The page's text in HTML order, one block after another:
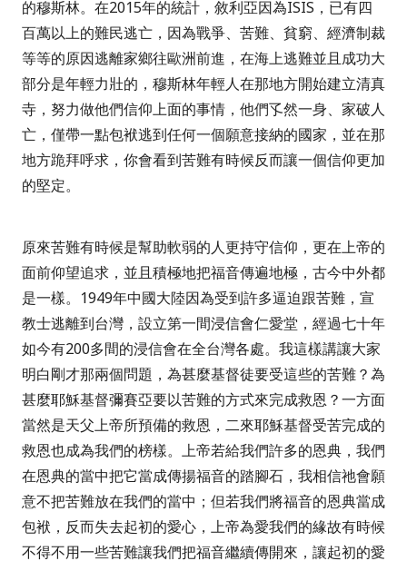
的穆斯林。在2015年的統計，敘利亞因為ISIS ，已有四
百萬以上的難民逃亡，因為戰爭、苦難、貧窮、經濟制裁
等等的原因逃離家鄉往歐洲前進，在海上逃難並且成功大
部分是年輕力壯的，穆斯林年輕人在那地方開始建立清真
寺，努力做他們信仰上面的事情，他們孓然一身、家破人
亡，僅帶一點包袱逃到任何一個願意接納的國家，並在那
地方跪拜呼求，你會看到苦難有時候反而讓一個信仰更加
的堅定。
原來苦難有時候是幫助軟弱的人更持守信仰，更在上帝的
面前仰望追求，並且積極地把福音傳遍地極，古今中外都
是一樣。1949年中國大陸因為受到許多逼迫跟苦難，宣
教士逃離到台灣，設立第一間浸信會仁愛堂，經過七十年
如今有200多間的浸信會在全台灣各處。我這樣講讓大家
明白剛才那兩個問題，為甚麼基督徒要受這些的苦難？為
甚麼耶穌基督彌賽亞要以苦難的方式來完成救恩？一方面
當然是天父上帝所預備的救恩，二來耶穌基督受苦完成的
救恩也成為我們的榜樣。上帝若給我們許多的恩典，我們
在恩典的當中把它當成傳揚福音的踏腳石，我相信祂會願
意不把苦難放在我們的當中；但若我們將福音的恩典當成
包袱，反而失去起初的愛心，上帝為愛我們的緣故有時候
不得不用一些苦難讓我們把福音繼續傳開來，讓起初的愛